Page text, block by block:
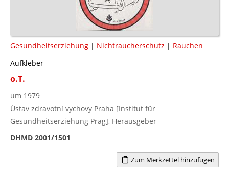
Gesundheitserziehung | Nichtraucherschutz | Rauchen
Aufkleber
o.T.
um 1979
Ùstav zdravotní vychovy Praha [Institut für
Gesundheitserziehung Prag], Herausgeber
DHMD 2001/1501
Zum Merkzettel hinzufügen